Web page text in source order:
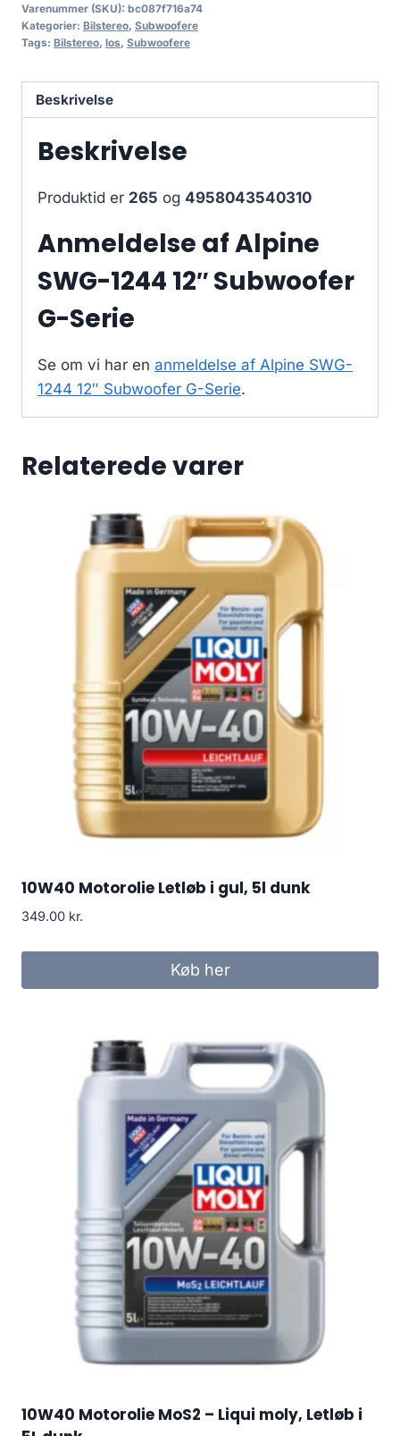
Varenummer (SKU): bc087f716a74
Kategorier: Bilstereo, Subwoofere
Tags: Bilstereo, los, Subwoofere
Beskrivelse
Beskrivelse
Produktid er 265 og 4958043540310
Anmeldelse af Alpine
SWG-1244 12″ Subwoofer
G-Serie
Se om vi har en anmeldelse af Alpine SWG-
1244 12″ Subwoofer G-Serie.
Relaterede varer
10W40 Motorolie Letløb i gul, 5l dunk
349.00 kr.
Køb her
10W40 Motorolie MoS2 – Liqui moly, Letløb i